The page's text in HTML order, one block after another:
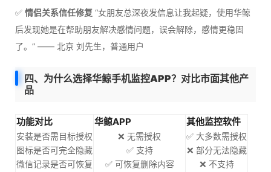
✅ 情侣关系信任修复 “女朋友总深夜发信息让我起疑，使用华鲸
后发现她是在帮助朋友解决感情问题，误会解除，感情更稳固
了。” —— 北京 刘先生，普通用户
四、为什么选择华鲸手机监控APP？对比市面其他产
品
功能对比 华鲸APP 其他监控软件
安装是否需目标授权 ❌ 无需授权
✅ 大多数需授权
图标是否可完全隐藏
✅ 支持
❌ 部分无法隐藏
微信记录是否可恢复
✅ 可恢复删除内容
❌ 不支持